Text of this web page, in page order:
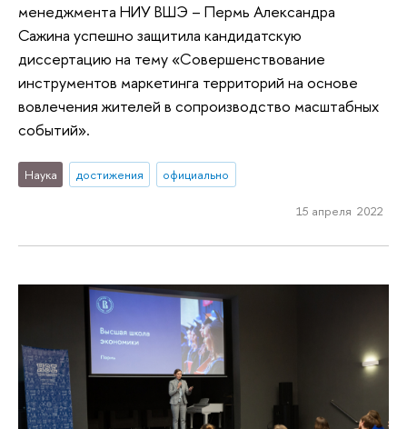
менеджмента НИУ ВШЭ – Пермь Александра
Сажина успешно защитила кандидатскую
диссертацию на тему «Совершенствование
инструментов маркетинга территорий на основе
вовлечения жителей в сопроизводство масштабных
событий».
Наука достижения официально
15 апреля 2022